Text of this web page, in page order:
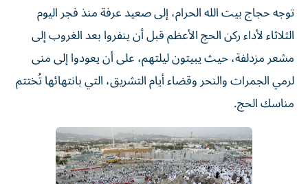
توجه حجاج بيت الله الحرام، إلى صعيد عرفة منذ فجر اليوم
الثلاثاء لأداء ركن الحج الأعظم قبل أن ينفروا بعد الغروب إلى
مشعر مزدلفة، حيث يبيتون ليلتهم، على أن يعودوا ⁠إلى منى
لرمي الجمرات والنحر وقضاء أيام التشريق، التي بانتهائها تُختتم
مناسك ​الحج.